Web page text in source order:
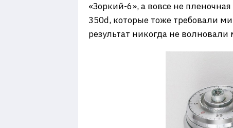
«Зоркий-6», а вовсе не
350d, которые тоже требовали
результат никогда не волновали